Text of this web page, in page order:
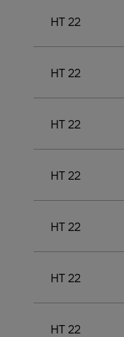
HT 22
HT 22
HT 22
HT 22
HT 22
HT 22
HT 22